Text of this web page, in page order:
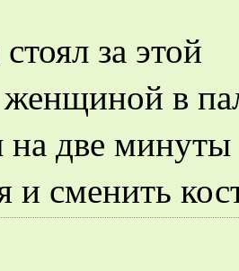
за этой
в
на две минуты
и сменить